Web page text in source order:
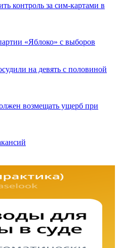
контроль за сим-картами в
«Яблоко» с выборов
на девять с половиной
возмещать ущерб при